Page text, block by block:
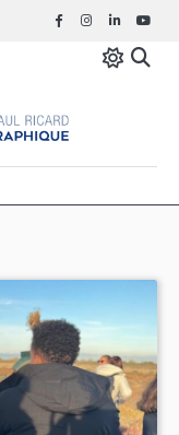
FacebookInstagram
Linkedin